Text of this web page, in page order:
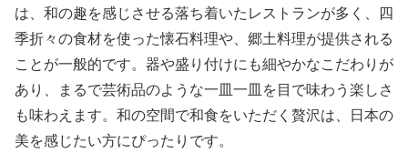
は、和の趣を感じさせる落ち着いたレストランが多く、四
季折々の食材を使った懐石料理や、郷土料理が提供される
ことが一般的です。器や盛り付けにも細やかなこだわりが
あり、まるで芸術品のような一皿一皿を目で味わう楽しさ
も味わえます。和の空間で和食をいただく贅沢は、日本の
美を感じたい方にぴったりです。